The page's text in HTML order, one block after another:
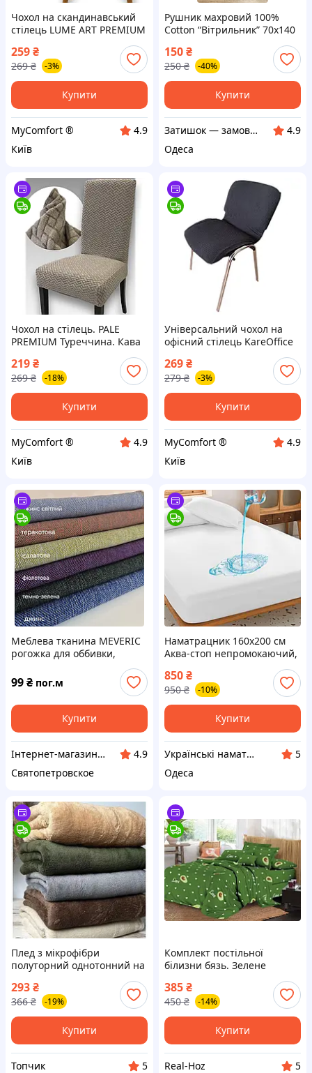
Чохол на скандинавський
стілець LUME ART PREMIUM
(підвищенна щільність 290
гр/м², Туреччина)
259₴
269 ₴ -3%
Купити
MyComfort ®
4.9
Київ
Рушник махровий 100%
Cotton “Вітрильник” 70х140
150₴
250 ₴ -40%
Купити
Затишок — замов Добра мішок!
4.9
Одеса
Чохол на стілець. PALE
PREMIUM Туреччина. Кава
(Підвищена щільність 290
гр/м²)
219₴
269 ₴ -18%
Купити
MyComfort ®
4.9
Київ
Універсальний чохол на
офісний стілець KareOffice
м²,еластичний, захисний,
Туреччина)
269₴
279 ₴ -3%
Купити
MyComfort ®
4.9
Київ
Меблева тканина MEVERIC
рогожка для оббивки,
99₴ пог.м
Купити
Інтернет-магазин "inKin"
4.9
Святопетровское
Наматрацник 160х200 см
Аква-стоп непромокаючий,
водонепроникне махрове
простирадло на гумці |
захисний чохол
850₴
950 ₴ -10%
Купити
Українські наматрацники
5
Одеса
Плед з мікрофібри
полуторний однотонний на
асортимент кольору
293₴
366 ₴ -19%
Купити
Топчик
5
Комплект постільної
білизни бязь. Зелене
385₴
450 ₴ -14%
Купити
Real-Hoz
5